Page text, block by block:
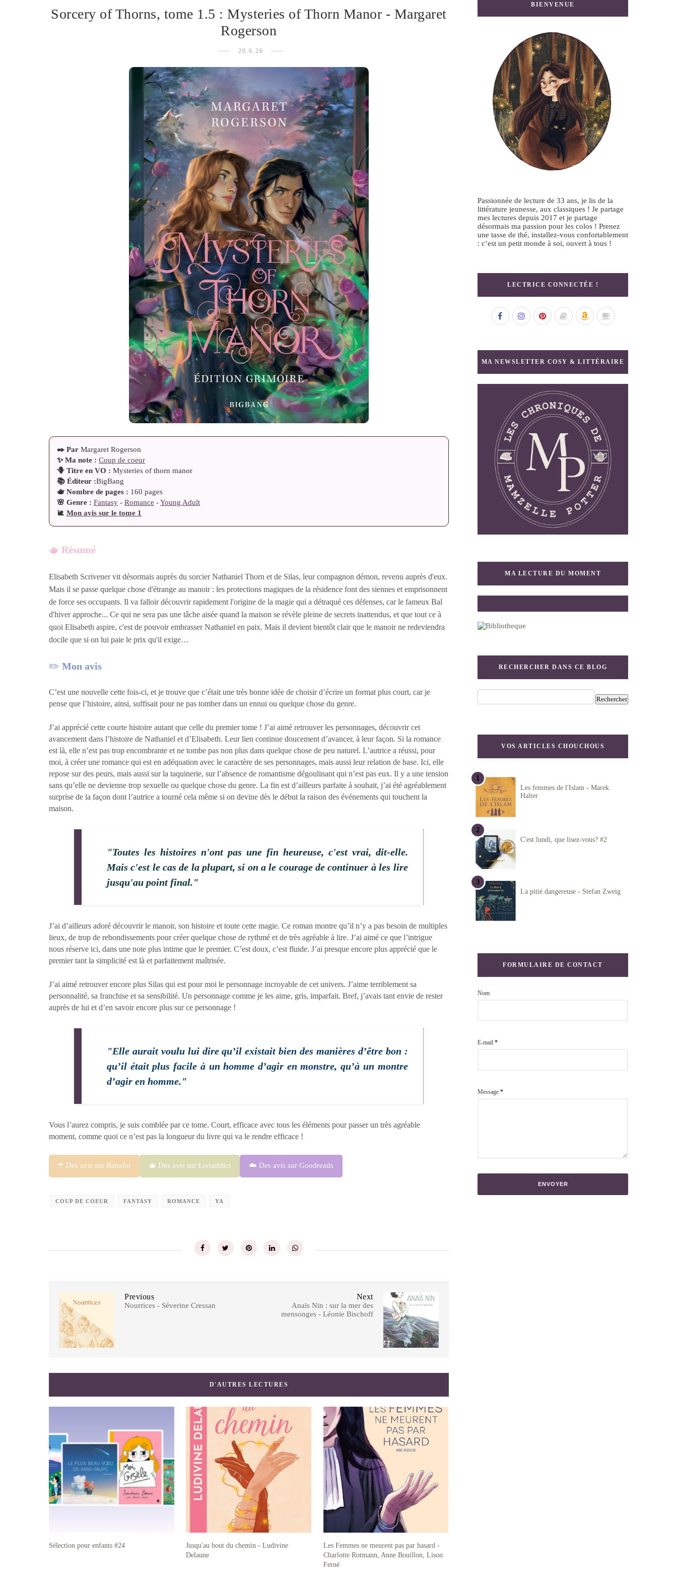
Sorcery of Thorns, tome 1.5 : Mysteries of Thorn Manor - Margaret
Rogerson
20.6.26
✒️ Par Margaret Rogerson
✨ Ma note : Coup de coeur
🪻 Titre en VO : Mysteries of thorn manor
📚 Éditeur :BigBang
🫖 Nombre de pages : 160 pages
🌸 Genre : Fantasy - Romance -Young Adult
🐌 Mon avis sur le tome 1
🫖 Résumé
Elisabeth Scrivener vit désormais auprès du sorcier Nathaniel Thorn et de Silas, leur compagnon démon, revenu auprès d'eux.
Mais il se passe quelque chose d'étrange au manoir : les protections magiques de la résidence font des siennes et emprisonnent
de force ses occupants. Il va falloir découvrir rapidement l'origine de la magie qui a détraqué ces défenses, car le fameux Bal
d'hiver approche... Ce qui ne sera pas une tâche aisée quand la maison se révèle pleine de secrets inattendus, et que tout ce à
quoi Elisabeth aspire, c'est de pouvoir embrasser Nathaniel en paix. Mais il devient bientôt clair que le manoir ne redeviendra
docile que si on lui paie le prix qu'il exige…
✏️ Mon avis
C’est une nouvelle cette fois-ci, et je trouve que c’était une très bonne idée de choisir d’écrire un format plus court, car je
pense que l’histoire, ainsi, suffisait pour ne pas tomber dans un ennui ou quelque chose du genre.
J’ai apprécié cette courte histoire autant que celle du premier tome ! J’ai aimé retrouver les personnages, découvrir cet
avancement dans l’histoire de Nathaniel et d’Elisabeth. Leur lien continue doucement d’avancer, à leur façon. Si la romance
est là, elle n’est pas trop encombrante et ne tombe pas non plus dans quelque chose de peu naturel. L’autrice a réussi, pour
moi, à créer une romance qui est en adéquation avec le caractère de ses personnages, mais aussi leur relation de base. Ici, elle
repose sur des peurs, mais aussi sur la taquinerie, sur l’absence de romantisme dégoulinant qui n’est pas eux. Il y a une tension
sans qu’elle ne devienne trop sexuelle ou quelque chose du genre. La fin est d’ailleurs parfaite à souhait, j’ai été agréablement
surprise de la façon dont l’autrice a tourné cela même si on devine dès le début la raison des événements qui touchent la
maison.
"Toutes les histoires n'ont pas une fin heureuse, c'est vrai, dit-elle.
Mais c'est le cas de la plupart, si on a le courage de continuer à les lire
jusqu'au point final."
J’ai d’ailleurs adoré découvrir le manoir, son histoire et toute cette magie. Ce roman montre qu’il n’y a pas besoin de multiples
lieux, de trop de rebondissements pour créer quelque chose de rythmé et de très agréable à lire. J’ai aimé ce que l’intrigue
nous réserve ici, dans une note plus intime que le premier. C’est doux, c’est fluide. J’ai presque encore plus apprécié que le
premier tant la simplicité est là et parfaitement maîtrisée.
J’ai aimé retrouver encore plus Silas qui est pour moi le personnage incroyable de cet univers. J’aime terriblement sa
personnalité, sa franchise et sa sensibilité. Un personnage comme je les aime, gris, imparfait. Bref, j’avais tant envie de rester
auprès de lui et d’en savoir encore plus sur ce personnage !
"Elle aurait voulu lui dire qu’il existait bien des manières d’être bon :
qu’il était plus facile à un homme d’agir en monstre, qu’à un montre
d’agir en homme."
Vous l’aurez compris, je suis comblée par ce tome. Court, efficace avec tous les éléments pour passer un très agréable
moment, comme quoi ce n’est pas la longueur du livre qui va le rendre efficace !
☂️ Des avis sur Babelio 🫖 Des avis sur Livraddict ☁️ Des avis sur Goodreads
COUP DE COEUR FANTASY ROMANCE YA
Next
Anaïs Nin : sur la mer des
mensonges - Léonie Bischoff
Previous
Nourrices - Séverine Cressan
D'AUTRES LECTURES
Sélection pour enfants #24
Jusqu'au bout du chemin - Ludivine
Delaune
Les Femmes ne meurent pas par hasard -
Charlotte Rotmann, Anne Bouillon, Lison
Ferné
BIENVENUE
Passionnée de lecture de 33 ans, je lis de la
littérature jeunesse, aux classiques ! Je partage
mes lectures depuis 2017 et je partage
désormais ma passion pour les colos ! Prenez
une tasse de thé, installez-vous confortablement
: c’est un petit monde à soi, ouvert à tous !
LECTRICE CONNECTÉE !
MA NEWSLETTER COSY & LITTÉRAIRE
MA LECTURE DU MOMENT
RECHERCHER DANS CE BLOG
VOS ARTICLES CHOUCHOUS
Les femmes de l'Islam - Marek
Halter
C'est lundi, que lisez-vous? #2
La pitié dangereuse - Stefan Zweig
FORMULAIRE DE CONTACT
Nom
E-mail *
Message *